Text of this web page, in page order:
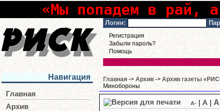
«Мы попадем в рай,
Логин:
Регистрация
Забыли пароль?
Помощь
Навигация
Главная
Архив
Главная -> Архив -> Архив газеты
Минобороны
A- A